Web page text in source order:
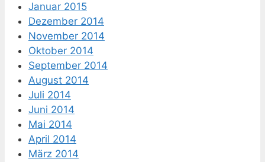
Januar 2015
Dezember 2014
November 2014
Oktober 2014
September 2014
August 2014
Juli 2014
Juni 2014
Mai 2014
April 2014
März 2014